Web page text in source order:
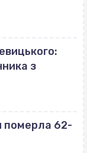
з
померла 62-